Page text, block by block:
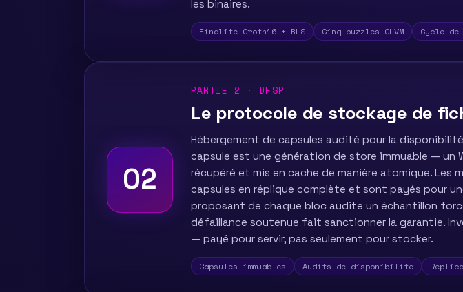
les binaires.
Finalité Groth16 + BLS Cinq puzzles CLVM Cycle
02
PARTIE 2 · DFSP
Le protocole de stockage de
Hébergement de capsules audité pour la disponibilité
capsule est une génération de store immuable — un
récupéré et mis en cache de manière atomique. Les
capsules en réplique complète et sont payés pour
proposant de chaque bloc audite un échantillon
défaillance soutenue fait sanctionner la garantie.
— payé pour servir, pas seulement pour stocker.
Capsules immuables Audits de disponibilité